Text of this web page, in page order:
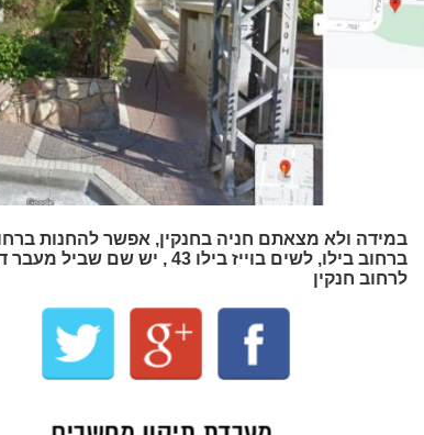
במידה ולא מצאתם חניה בחנקין, אפשר להחנות
ברחוב בילו, לשים בוייז בילו 43 , יש שם
לרחוב חנקין